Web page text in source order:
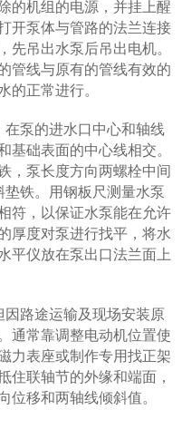
的机组的电源，并挂上醒
开泵体与管路的法兰连接
先吊出水泵后吊出电机。
管线与原有的管线有效的
的正常进行。
泵的进水口中心和轴线
基础表面的中心线相交。
，泵长度方向两螺栓中间
铁。用钢板尺测量水泵
符，以保证水泵能在允许
厚度对泵进行找平，将水
平仪放在泵出口法兰面上
路途运输及现场安装原
通常靠调整电动机位置使
力表座或制作专用找正架
住联轴节的外缘和端面，
位移和两轴线倾斜值。